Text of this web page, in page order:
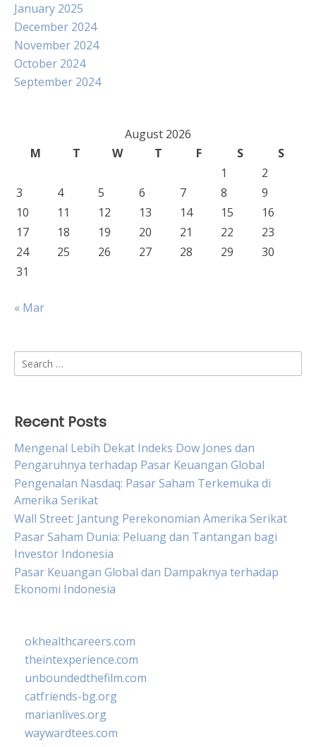
January 2025
December 2024
November 2024
October 2024
September 2024
August 2026
M
T W T F S
S
1
2
3
4 5 6 7 8
9
10
11 12 13 14 15
16
17
18 19 20 21 22
23
24
25 26 27 28 29
30
31
« Mar
Search
for:
Recent Posts
Mengenal Lebih Dekat Indeks Dow Jones dan
Pengaruhnya terhadap Pasar Keuangan Global
Pengenalan Nasdaq: Pasar Saham Terkemuka di
Amerika Serikat
Wall Street: Jantung Perekonomian Amerika Serikat
Pasar Saham Dunia: Peluang dan Tantangan bagi
Investor Indonesia
Pasar Keuangan Global dan Dampaknya terhadap
Ekonomi Indonesia
okhealthcareers.com
theintexperience.com
unboundedthefilm.com
catfriends-bg.org
marianlives.org
waywardtees.com